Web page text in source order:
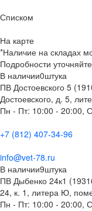
Списком
На карте
*Наличие на складах
Подробности
В наличии0штука
ПВ Достоевского 5
Достоевского, д. 5,
Пн - Пт: 10:00 - 20:00,
+7 (812) 407-34-96
info@vet-78.ru
В наличии9штука
ПВ Дыбенко 24к1
24, к. 1, литера Ю,
Пн - Пт: 10:00 - 20:00,